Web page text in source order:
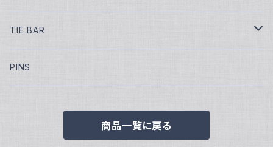
￥7,700
￥9,900
TIE BAR
￥4,400
PINS
商品一覧に戻る